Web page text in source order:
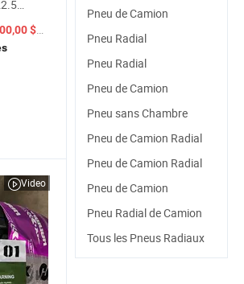
$US
Video
11r22.5 12r22.5
Pneu de Camion
Pneu Radial
Pneu Radial
Pneu de Camion
Pneu sans Chambre
Pneu de Camion Radial
Pneu de Camion Radial
Pneu de Camion
Pneu Radial de Camion
Tous les Pneus Radiaux